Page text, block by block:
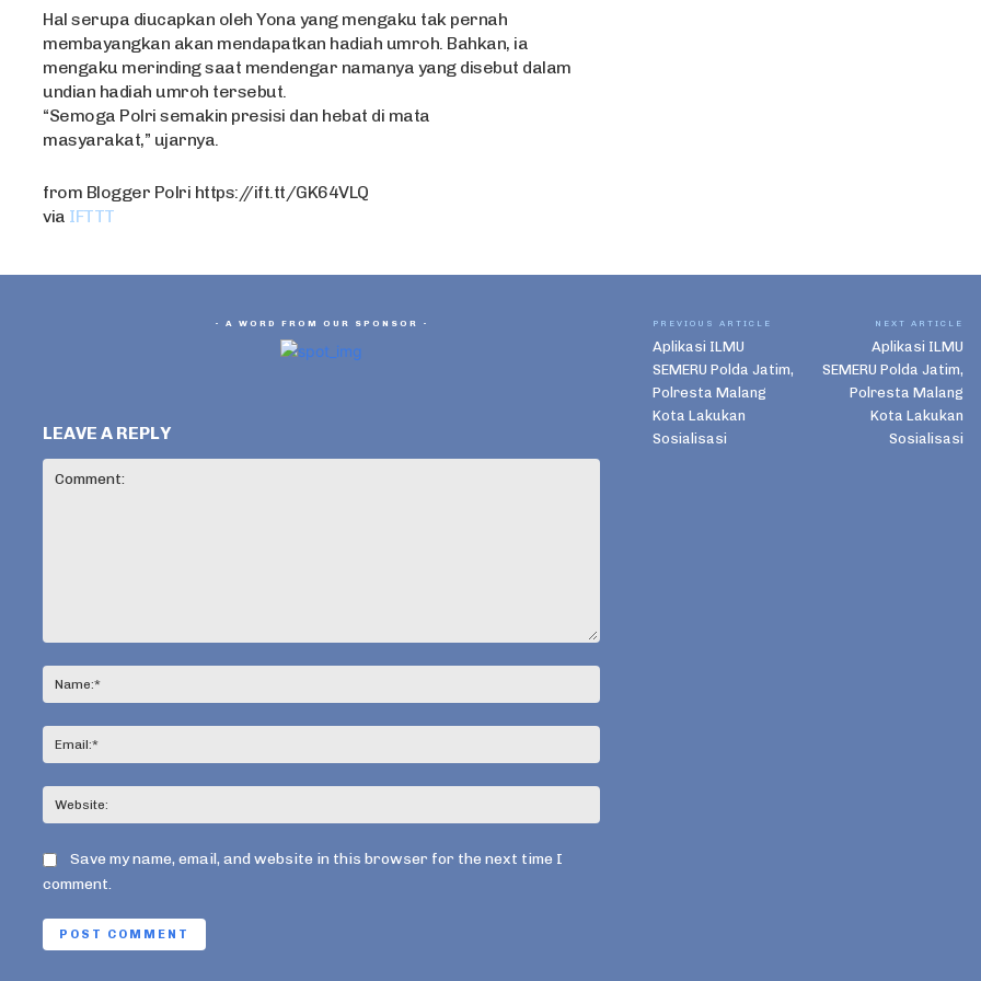
Hal serupa diucapkan oleh Yona yang mengaku tak pernah
membayangkan akan mendapatkan hadiah umroh. Bahkan, ia
mengaku merinding saat mendengar namanya yang disebut dalam
undian hadiah umroh tersebut.
“Semoga Polri semakin presisi dan hebat di mata
masyarakat,” ujarnya.
from Blogger Polri https://ift.tt/GK64VLQ
via IFTTT
- A WORD FROM OUR SPONSOR -
LEAVE A REPLY
Save my name, email, and website in this browser for the next time I
comment.
PREVIOUS ARTICLE
Aplikasi ILMU
SEMERU Polda Jatim,
Polresta Malang
Kota Lakukan
Sosialisasi
NEXT ARTICLE
Aplikasi ILMU
SEMERU Polda Jatim,
Polresta Malang
Kota Lakukan
Sosialisasi